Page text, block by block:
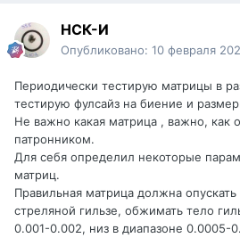
НСК-И
Опубликовано: 10 февраля
Периодически тестирую матрицы в
тестирую фулсайз на биение и
Не важно какая матрица , важно, как
патронником.
Для себя определил некоторые
матриц.
Правильная матрица должна
стреляной гильзе, обжимать тело
0.001-0.002, низ в диапазоне 0.0005-